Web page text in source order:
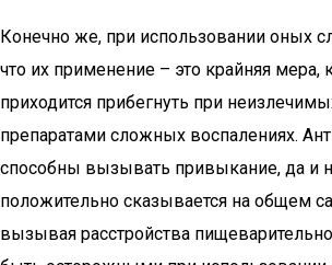
Конечно же, при использовании оных
что их применение – это крайняя мера,
приходится прибегнуть при
препаратами сложных воспалениях.
способны вызывать привыкание, да и
положительно сказывается на общем
вызывая расстройства